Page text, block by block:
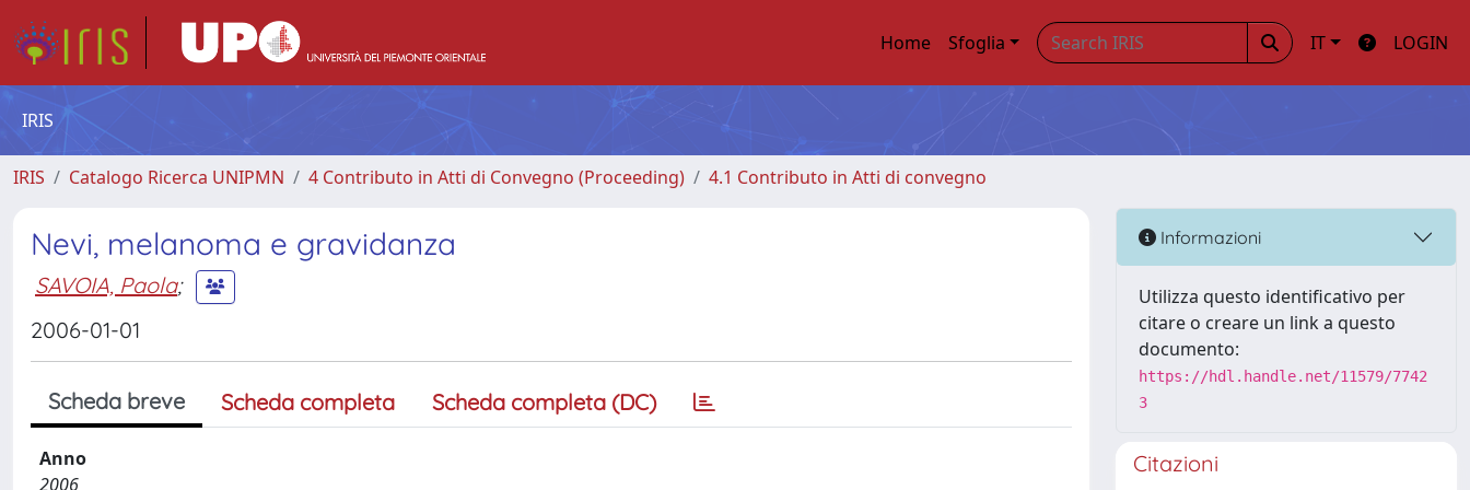
Home Sfoglia IT LOGIN
IRIS
IRIS Catalogo Ricerca UNIPMN 4 Contributo in Atti di Convegno (Proceeding) 4.1 Contributo in Atti di convegno
Nevi, melanoma e gravidanza
SAVOIA, Paola;
2006-01-01
Scheda breve Scheda completa Scheda completa (DC)
Anno
2006
Informazioni
Utilizza questo identificativo per
citare o creare un link a questo
documento:
https://hdl.handle.net/11579/7742
3
Citazioni